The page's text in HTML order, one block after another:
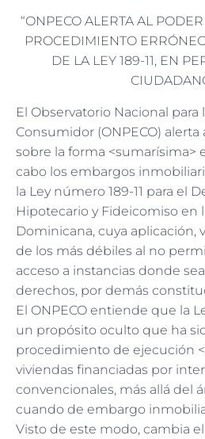
“ONPECO ALERTA AL
PROCEDIMIENTO
DE LA LEY 189-11, EN
El Observatorio Nacional
Consumidor (ONPECO)
sobre la forma <sumarísima>
cabo los embargos
la Ley número 189-11 para el
Hipotecario y Fideicomiso en
Dominicana, cuya aplicación,
de los más débiles al no
acceso a instancias donde
derechos, por demás
El ONPECO entiende que la
un propósito oculto que ha
procedimiento de ejecución
viviendas financiadas por
convencionales, más allá del
cuando de embargo
Visto de este modo, cambia